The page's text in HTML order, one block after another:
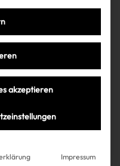
zu denen wir
akzeptieren
Impressum